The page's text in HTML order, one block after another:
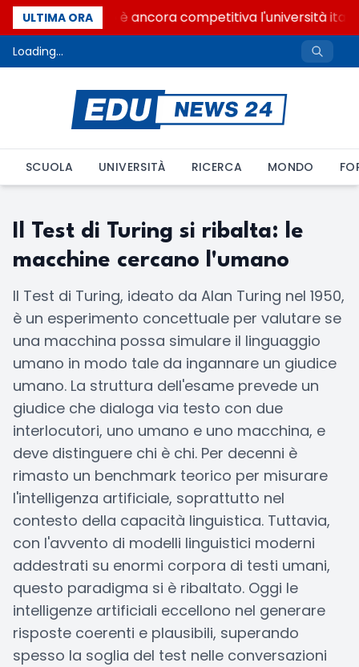
ULTIMA ORAQuanto è ancora competitiva l'università
Loading...
SCUOLA UNIVERSITÀ RICERCA MONDO
Il Test di Turing si ribalta: le
macchine cercano l'umano
Il Test di Turing, ideato da Alan Turing nel 1950,
è un esperimento concettuale per valutare se
una macchina possa simulare il linguaggio
umano in modo tale da ingannare un giudice
umano. La struttura dell'esame prevede un
giudice che dialoga via testo con due
interlocutori, uno umano e uno macchina, e
deve distinguere chi è chi. Per decenni è
rimasto un benchmark teorico per misurare
l'intelligenza artificiale, soprattutto nel
contesto della capacità linguistica. Tuttavia,
con l'avvento di modelli linguistici moderni
addestrati su enormi corpora di testi umani,
questo paradigma si è ribaltato. Oggi le
intelligenze artificiali eccellono nel generare
risposte coerenti e plausibili, superando
spesso la soglia del test nelle conversazioni